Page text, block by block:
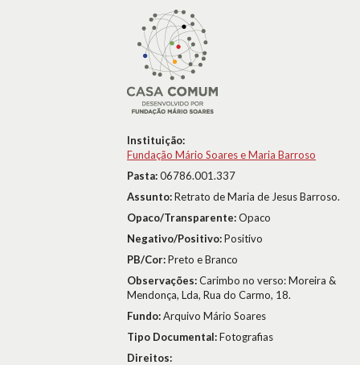
Instituição:
Fundação Mário Soares e Maria Barroso
Pasta:06786.001.337
Assunto:Retrato de Maria de Jesus Barroso.
Opaco/Transparente:Opaco
Negativo/Positivo:Positivo
PB/Cor:Preto e Branco
Observações:Carimbo no verso: Moreira &
Mendonça, Lda, Rua do Carmo, 18.
Fundo:Arquivo Mário Soares
Tipo Documental:Fotografias
Direitos: